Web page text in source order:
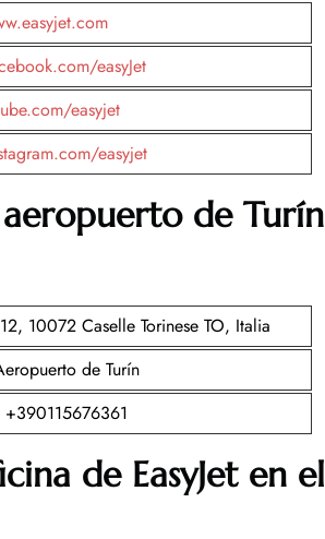
easyJet
easyjet
easyjet
de Turín
10072 Caselle Torinese TO, Italia
de Turín
+390115676361
de EasyJet en el